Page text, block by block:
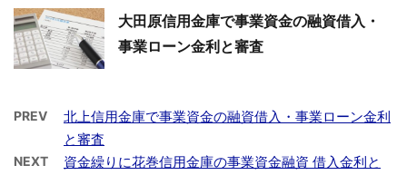
大田原信用金庫で事業資金の融資借入・
事業ローン金利と審査
PREV
北上信用金庫で事業資金の融資借入・事業ローン金利
と審査
NEXT
資金繰りに花巻信用金庫の事業資金融資 借入金利と